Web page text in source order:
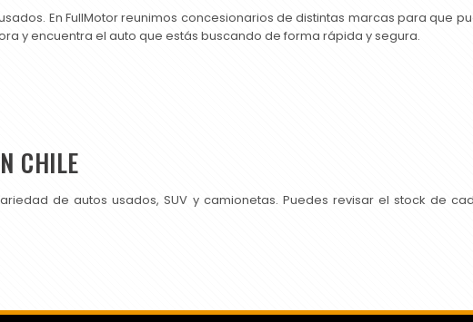
En FullMotor reunimos concesionarios de distintas marcas para que
y encuentra el auto que estás buscando de forma rápida y segura.
CHILE
de autos usados, SUV y camionetas. Puedes revisar el stock de